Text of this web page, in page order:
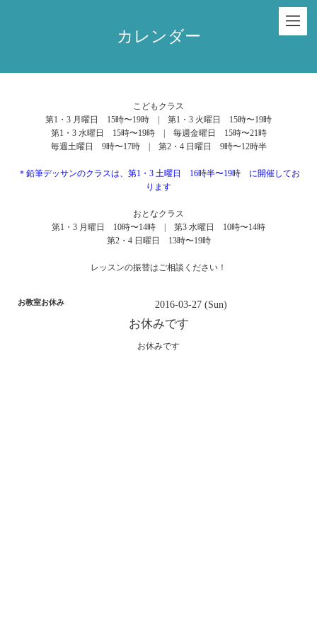
カレンダー
こどもクラス
第1・3 月曜日 15時〜19時 | 第1・3 火曜日 15時〜19時
第1・3 水曜日 15時〜19時 | 毎週金曜日 15時〜21時
毎週土曜日 9時〜17時 | 第2・4 日曜日 9時〜12時半
＊鉛筆デッサンのクラスは、第1・3 土曜日 16時半〜19時 に開催してお
ります
おとなクラス
第1・3 月曜日 10時〜14時 | 第3 水曜日 10時〜14時
第2・4 日曜日 13時〜19時
レッスンの振替はご相談ください！
お教室お休み 2016-03-27 (Sun)
お休みです
お休みです